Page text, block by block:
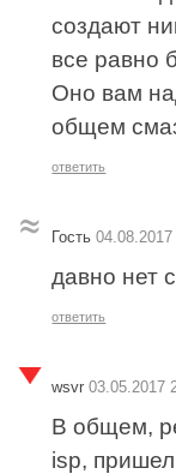
создают
все равно
Оно вам
общем
ответить
Гость
давно нет
ответить
wsvr 03.05.2017
В общем,
isp,